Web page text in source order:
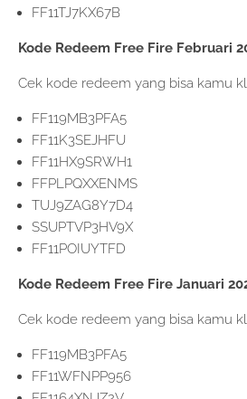
FF11TJ7KX67B
Kode Redeem Free Fire Februari
Cek kode redeem yang bisa kamu
FF119MB3PFA5
FF11K3SEJHFU
FF11HX9SRWH1
FFPLPQXXENMS
TUJ9ZAG8Y7D4
SSUPTVP3HV9X
FF11POIUYTFD
Kode Redeem Free Fire Januari
Cek kode redeem yang bisa kamu
FF119MB3PFA5
FF11WFNPP956